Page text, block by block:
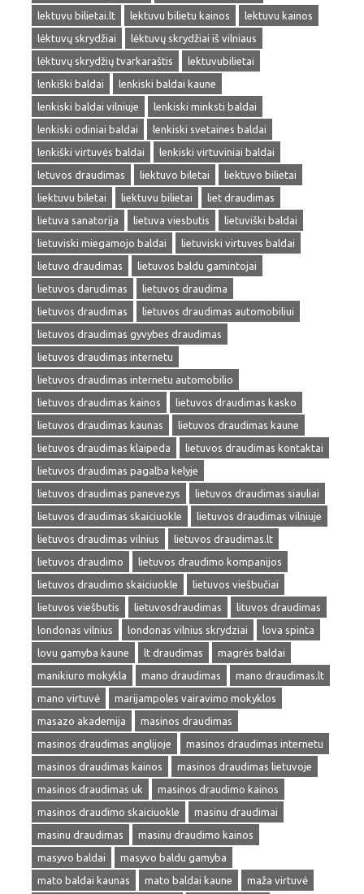
lektuvu bilietai.lt
lektuvu bilietu kainos
lektuvu kainos
lėktuvų skrydžiai
lėktuvų skrydžiai iš vilniaus
lėktuvų skrydžių tvarkaraštis
lektuvubilietai
lenkiški baldai
lenkiski baldai kaune
lenkiski baldai vilniuje
lenkiski minksti baldai
lenkiski odiniai baldai
lenkiski svetaines baldai
lenkiški virtuvės baldai
lenkiski virtuviniai baldai
letuvos draudimas
liektuvo biletai
liektuvo bilietai
liektuvu biletai
liektuvu bilietai
liet draudimas
lietuva sanatorija
lietuva viesbutis
lietuviški baldai
lietuviski miegamojo baldai
lietuviski virtuves baldai
lietuvo draudimas
lietuvos baldu gamintojai
lietuvos darudimas
lietuvos draudima
lietuvos draudimas
lietuvos draudimas automobiliui
lietuvos draudimas gyvybes draudimas
lietuvos draudimas internetu
lietuvos draudimas internetu automobilio
lietuvos draudimas kainos
lietuvos draudimas kasko
lietuvos draudimas kaunas
lietuvos draudimas kaune
lietuvos draudimas klaipeda
lietuvos draudimas kontaktai
lietuvos draudimas pagalba kelyje
lietuvos draudimas panevezys
lietuvos draudimas siauliai
lietuvos draudimas skaiciuokle
lietuvos draudimas vilniuje
lietuvos draudimas vilnius
lietuvos draudimas.lt
lietuvos draudimo
lietuvos draudimo kompanijos
lietuvos draudimo skaiciuokle
lietuvos viešbučiai
lietuvos viešbutis
lietuvosdraudimas
lituvos draudimas
londonas vilnius
londonas vilnius skrydziai
lova spinta
lovu gamyba kaune
lt draudimas
magrės baldai
manikiuro mokykla
mano draudimas
mano draudimas.lt
mano virtuvė
marijampoles vairavimo mokyklos
masazo akademija
masinos draudimas
masinos draudimas anglijoje
masinos draudimas internetu
masinos draudimas kainos
masinos draudimas lietuvoje
masinos draudimas uk
masinos draudimo kainos
masinos draudimo skaiciuokle
masinu draudimai
masinu draudimas
masinu draudimo kainos
masyvo baldai
masyvo baldu gamyba
mato baldai kaunas
mato baldai kaune
maža virtuvė